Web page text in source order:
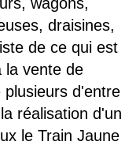
draisines,
de ce qui est
la vente de
d'entre
réalisation d'un
le Train Jaune